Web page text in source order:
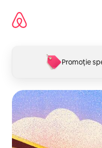
mergi
Promoție